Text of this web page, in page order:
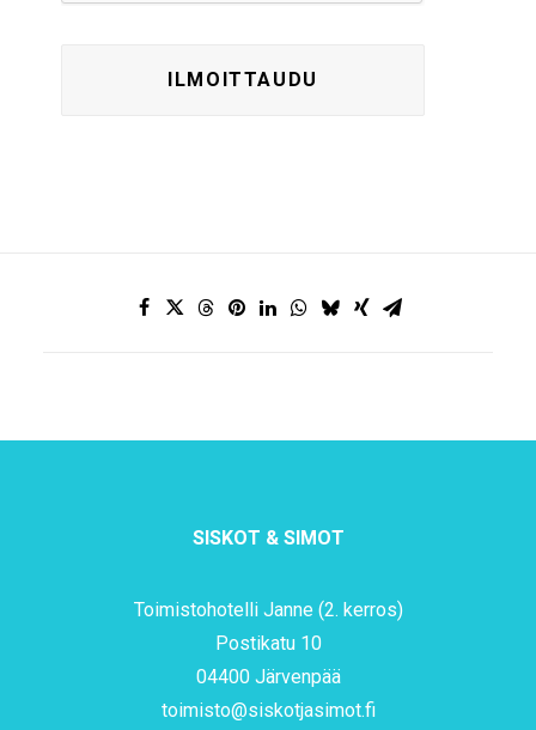
SISKOT & SIMOT
Toimistohotelli Janne (2. kerros)
Postikatu 10
04400 Järvenpää
toimisto@siskotjasimot.fi